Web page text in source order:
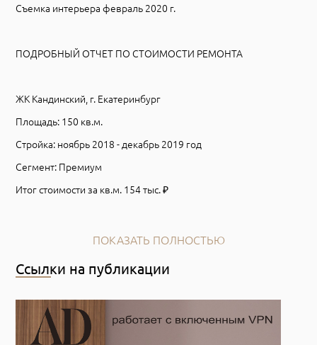
Съемка интерьера февраль 2020 г.
ПОДРОБНЫЙ ОТЧЕТ ПО СТОИМОСТИ РЕМОНТА
ЖК Кандинский, г. Екатеринбург
Площадь: 150 кв.м.
Стройка: ноябрь 2018 - декабрь 2019 год
Сегмент: Премиум
Итог стоимости за кв.м. 154 тыс. ₽
Итак, давайте посмотрим по пунктам что сколько стоит, не
✔️работа строительной бригады 2,8 млн. ₽
✔️черновые материалы 700 т. ₽
✔️паркет @magestikfloor_ekb 920 т. ₽
ПОКАЗАТЬ ПОЛНОСТЬЮ
Ссылки на публикации